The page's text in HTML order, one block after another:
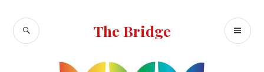
The Bridge
メ
検